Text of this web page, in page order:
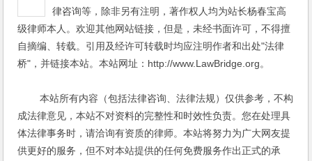
律咨询等，除非另有注明，著作权人均为站长杨春宝高
级律师本人。欢迎其他网站链接，但是，未经书面许可，不得擅
自摘编、转载。引用及经许可转载时均应注明作者和出处"法律
桥"，并链接本站。本站网址：http://www.LawBridge.org。
本站所有内容（包括法律咨询、法律法规）仅供参考，不构
成法律意见，本站不对资料的完整性和时效性负责。您在处理具
体法律事务时，请洽询有资质的律师。本站将努力为广大网友提
供更好的服务，但不对本站提供的任何免费服务作出正式的承